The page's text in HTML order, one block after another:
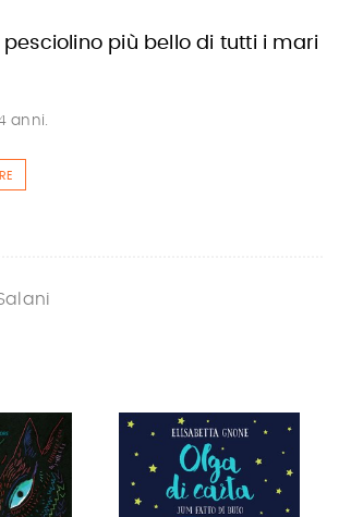
pesciolino più bello di tutti i mari
anni.